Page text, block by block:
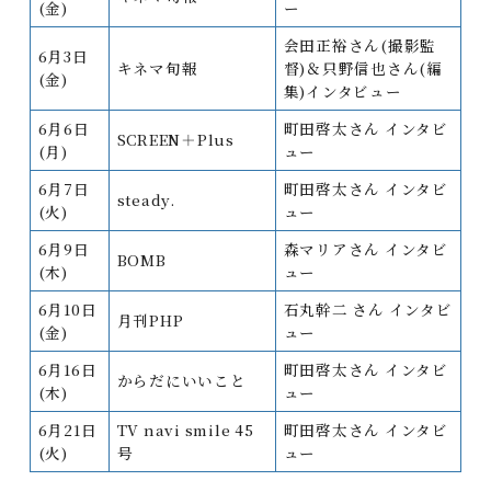
(金)
ー
6月3日
(金)
キネマ旬報
会田正裕さん(撮影監
督)＆只野信也さん(編
集)インタビュー
6月6日
(月)
SCREEN＋Plus
町田啓太さん インタビ
ュー
6月7日
(火)
steady.
町田啓太さん インタビ
ュー
6月9日
(木)
BOMB
森マリアさん インタビ
ュー
6月10日
(金)
月刊PHP
石丸幹二 さん インタビ
ュー
6月16日
(木)
からだにいいこと
町田啓太さん インタビ
ュー
6月21日
(火)
TV navi smile 45
号
町田啓太さん インタビ
ュー